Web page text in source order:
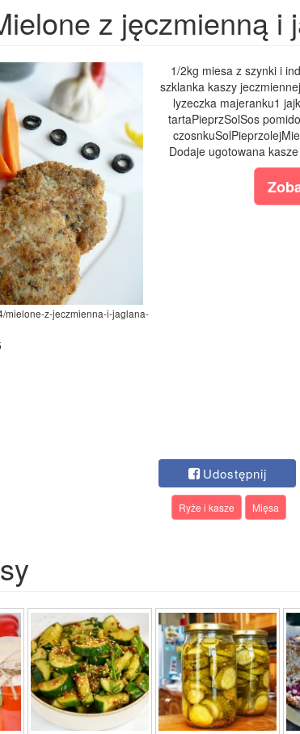
z jęczmienną i
mielone-z-jeczmienna-i-jaglana-
1/2kg miesa z szynki i
szklanka kaszy
lyzeczka majeranku1
tartaPieprzSolSos
Dodaje ugotowana
Udostępnij
Ryże i kasze Mięsa